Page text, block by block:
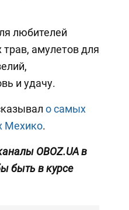
любителей
трав, амулетов для
и удачу.
о самых
Мехико.
OBOZ.UA в
быть в курсе